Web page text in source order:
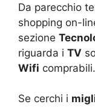
Da parecchio
shopping on-
sezione
riguarda i TV
Wifi comprabili.
Se cerchi i